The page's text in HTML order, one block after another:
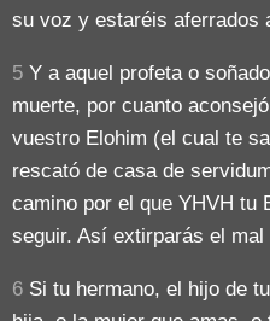
su voz y estaréis aferrados
5 Y a aquel profeta o
muerte, por cuanto
vuestro Elohim (el cual te
rescató de casa de
camino por el que YHVH tu
seguir. Así extirparás el mal
6 Si tu hermano, el hijo de